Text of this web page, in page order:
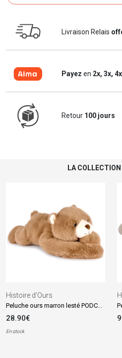
Livraison Relais
Payez en 2x, 3x,
Retour 100 jours
LA COLLECTION
Histoire d'Ours
28.90€
En stock